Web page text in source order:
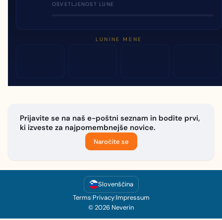
OSVETLJENOST LUNE
LUNINE MENE
Prijavite se na naš e-poštni seznam in bodite prvi,
ki izveste za najpomembnejše novice.
Naročite se
Slovenščina
Terms|Privacy|Impressum
© 2026 Neverin